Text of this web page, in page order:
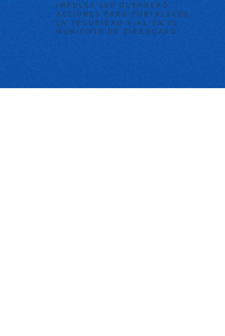
IMPULSA SSP GUERRERO
ACCIONES PARA FORTALECER
LA SEGURIDAD VIAL EN EL
MUNICIPIO DE ZIRÁNDARO